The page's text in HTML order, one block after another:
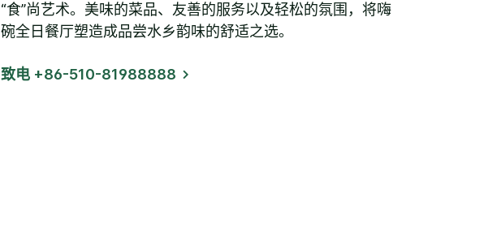
“食”尚艺术。美味的菜品、友善的服务以及轻松的氛围，将嗨
碗全日餐厅塑造成品尝水乡韵味的舒适之选。
致电 +86-510-81988888